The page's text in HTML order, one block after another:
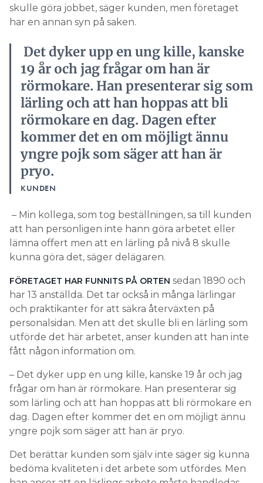
skulle göra jobbet, säger kunden, men företaget
har en annan syn på saken.
Det dyker upp en ung kille, kanske
19 år och jag frågar om han är
rörmokare. Han presenterar sig som
lärling och att han hoppas att bli
rörmokare en dag. Dagen efter
kommer det en om möjligt ännu
yngre pojk som säger att han är
pryo.
KUNDEN
– Min kollega, som tog beställningen, sa till kunden
att han personligen inte hann göra arbetet eller
lämna offert men att en lärling på nivå 8 skulle
kunna göra det, säger delägaren.
FÖRETAGET HAR FUNNITS PÅ ORTEN sedan 1890 och
har 13 anställda. Det tar också in många lärlingar
och praktikanter för att säkra återväxten på
personalsidan. Men att det skulle bli en lärling som
utförde det här arbetet, anser kunden att han inte
fått någon information om.
– Det dyker upp en ung kille, kanske 19 år och jag
frågar om han är rörmokare. Han presenterar sig
som lärling och att han hoppas att bli rörmokare en
dag. Dagen efter kommer det en om möjligt ännu
yngre pojk som säger att han är pryo.
Det berättar kunden som själv inte säger sig kunna
bedöma kvaliteten i det arbete som utfördes. Men